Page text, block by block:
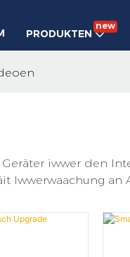
PRODUKTEN
new
iwwer den
Iwwerwaachung an